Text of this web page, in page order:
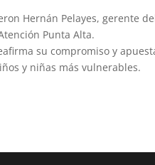
Hernán Pelayes, gerente
Punta Alta.
su compromiso y
y niñas más vulnerables.